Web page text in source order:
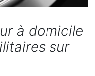
à domicile
sur